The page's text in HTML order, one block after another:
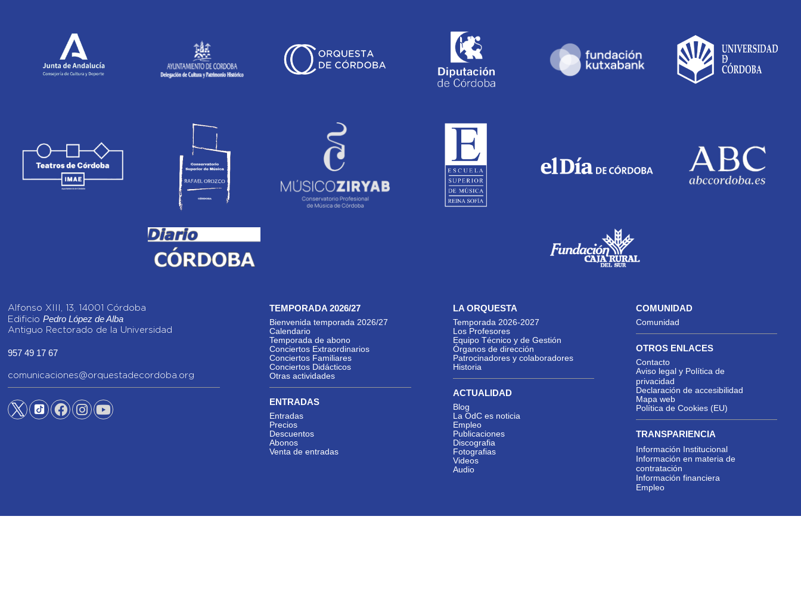
Alfonso XIII, 13, 14001 Córdoba
EdificioPedro López de Alba
Antiguo Rectorado de la Universidad
957 49 17 67
comunicaciones@orquestadecordoba.org
TEMPORADA 2026/27
Bienvenida temporada 2026/27
Calendario
Temporada de abono
Conciertos Extraordinarios
Conciertos Familiares
Conciertos Didácticos
Otras actividades
ENTRADAS
Entradas
Precios
Descuentos
Abonos
Venta de entradas
LA ORQUESTA
Temporada 2026-2027
Los Profesores
Equipo Técnico y de Gestión
Órganos de dirección
Patrocinadores y colaboradores
Historia
ACTUALIDAD
Blog
La OdC es noticia
Empleo
Publicaciones
Discografia
Fotografias
Videos
Audio
COMUNIDAD
Comunidad
OTROS ENLACES
Contacto
Aviso legal y Política de
privacidad
Declaración de accesibilidad
Mapa web
Política de Cookies (EU)
TRANSPARIENCIA
Información Institucional
Información en materia de
contratación
Información financiera
Empleo